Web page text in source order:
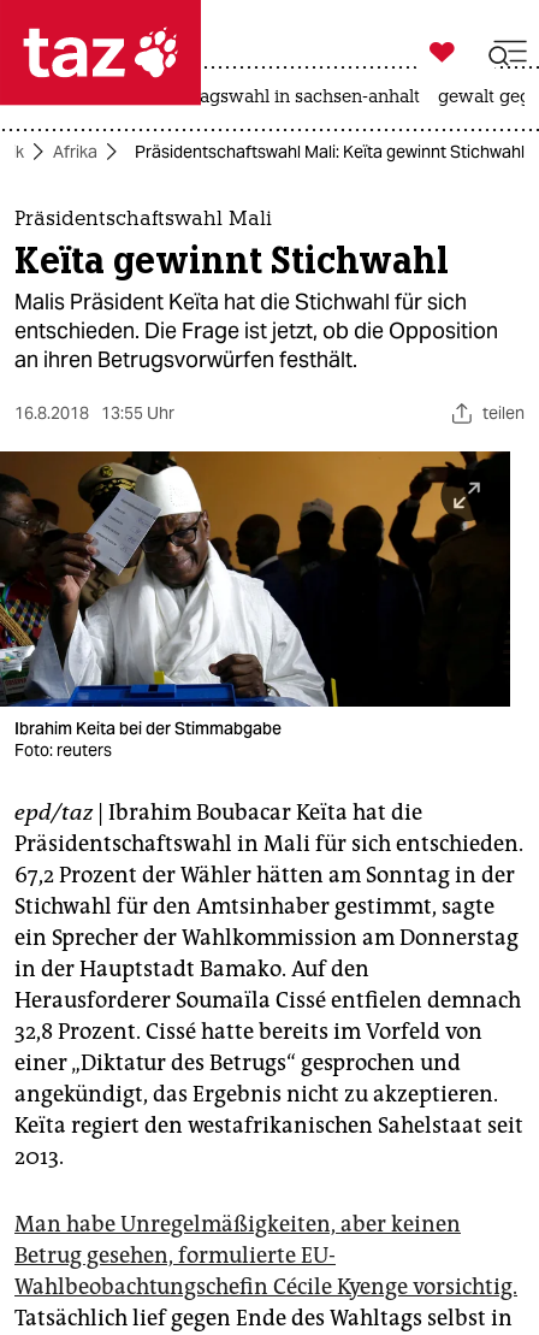
 taz zahl ich
taz zahl ich
themen
politik
öko
gesellschaft
sport
berlin
nord
wahrheit
verlag
verlag
veranstaltungen
shop
fragen & hilfe
unterstützen
abo
genossenschaft
epaper login

taz zahl ich
landtagswahl in sachsen-anhalt gewalt
Afrika Präsidentschaftswahl Mali: Keïta gewinnt Stichwahl
Präsidentschaftswahl Mali
Keïta gewinnt Stichwahl
Malis Präsident Keïta hat die Stichwahl für sich
entschieden. Die Frage ist jetzt, ob die Opposition
an ihren Betrugsvorwürfen festhält.
16.8.2018 13:55 Uhr teilen
Ibrahim Keita bei der Stimmabgabe
Foto: reuters
epd/taz| Ibrahim Boubacar Keïta hat die
Präsidentschaftswahl in Mali für sich entschieden.
67,2 Prozent der Wähler hätten am Sonntag in der
Stichwahl für den Amtsinhaber gestimmt, sagte
ein Sprecher der Wahlkommission am Donnerstag
in der Hauptstadt Bamako. Auf den
Herausforderer Soumaïla Cissé entfielen demnach
32,8 Prozent. Cissé hatte bereits im Vorfeld von
einer „Diktatur des Betrugs“ gesprochen und
angekündigt, das Ergebnis nicht zu akzeptieren.
Keïta regiert den westafrikanischen Sahelstaat seit
2013.
Man habe Unregelmäßigkeiten, aber keinen
Betrug gesehen, formulierte EU-
Wahlbeobachtungschefin Cécile Kyenge vorsichtig.
Tatsächlich lief gegen Ende des Wahltags selbst in